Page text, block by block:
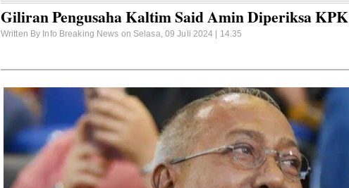
Giliran Pengusaha Kaltim Said Amin Diperiksa KPK
Written By Info Breaking News on Selasa, 09 Juli 2024 | 14.35